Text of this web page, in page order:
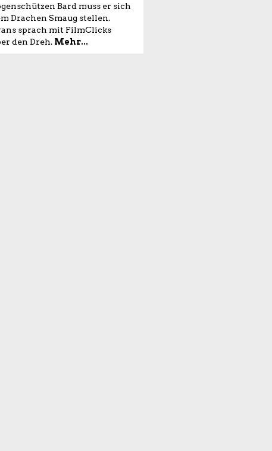
Bard muss er sich
Drachen Smaug stellen.
sprach mit FilmClicks
den Dreh. Mehr...